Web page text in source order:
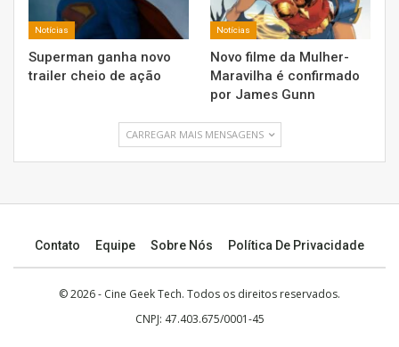
Notícias
Superman ganha novo
trailer cheio de ação
Notícias
Novo filme da Mulher-
Maravilha é confirmado
por James Gunn
CARREGAR MAIS MENSAGENS
Contato Equipe Sobre Nós Política De Privacidade
© 2026 - Cine Geek Tech. Todos os direitos reservados.
CNPJ: 47.403.675/0001-45